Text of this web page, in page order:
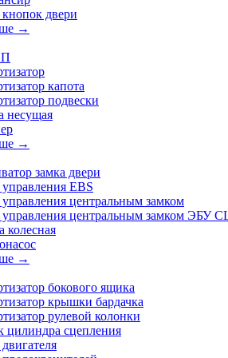
двери
→
капота
подвески
несущая
→
замка двери
EBS
центральным замком
управления центральным замком ЭБУ
колесная
→
бокового ящика
крышки бардачка
рулевой колонки
цилиндра сцепления